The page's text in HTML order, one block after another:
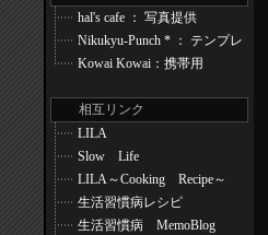
hal's cafe ： 写真提供
Nikukyu-Punch * ： テンプレ
Kowai Kowai：携帯用
相互リンク
LILA
Slow Life
LILA～Cooking Recipe～
生活習慣病レシピ
生活習慣病 MemoBlog